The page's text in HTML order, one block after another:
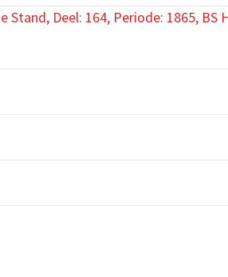
Deel: 164, Periode: 1865, BS